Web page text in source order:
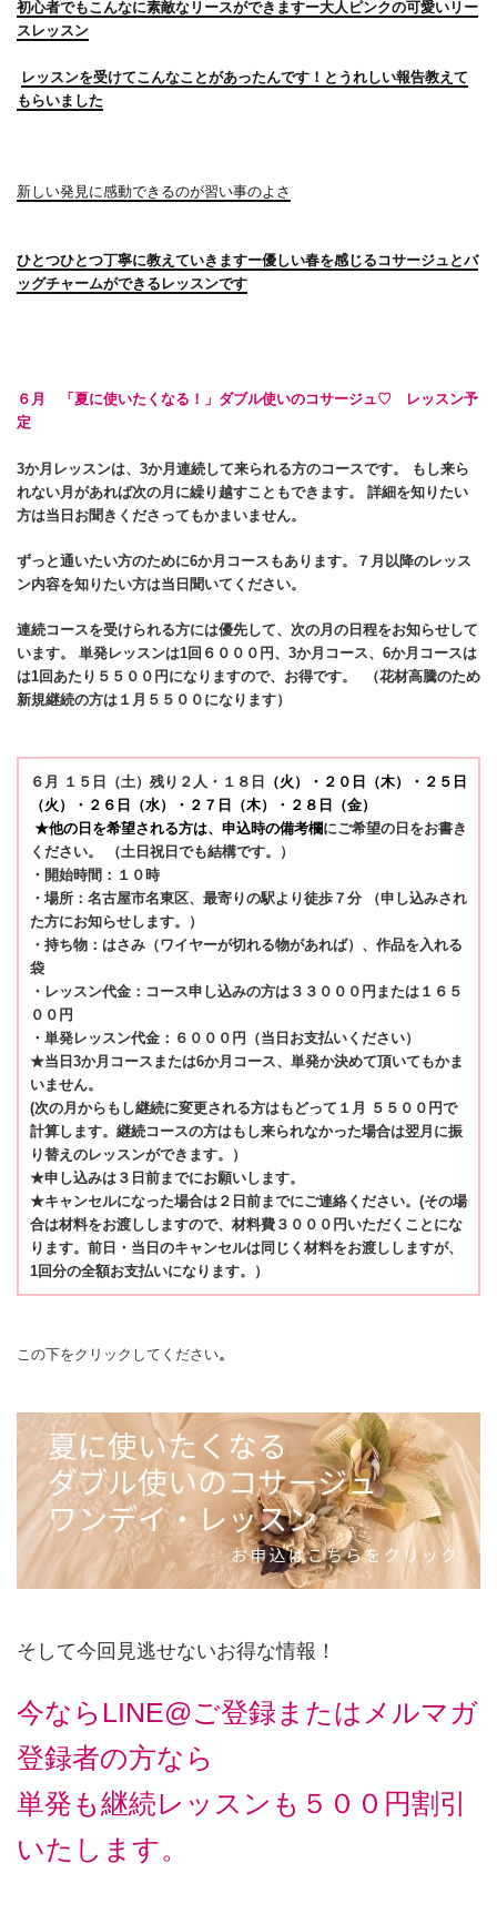
初心者でもこんなに素敵なリースができますー大人ピンクの可愛いリー
スレッスン
レッスンを受けてこんなことがあったんです！とうれしい報告教えて
もらいました
新しい発見に感動できるのが習い事のよさ
ひとつひとつ丁寧に教えていきますー優しい春を感じるコサージュとバ
ッグチャームができるレッスンです
６月 「夏に使いたくなる！」ダブル使いのコサージュ♡
レッスン予
定
3か月レッスンは、3か月連続して来られる方のコースです。 もし来ら
れない月があれば次の月に繰り越すこともできます。 詳細を知りたい
方は当日お聞きくださってもかまいません。
ずっと通いたい方のために6か月コースもあります。７月以降のレッス
ン内容を知りたい方は当日聞いてください。
連続コースを受けられる方には優先して、次の月の日程をお知らせして
います。 単発レッスンは1回６０００円、3か月コース、6か月コースは
は1回あたり５５００円になりますので、お得です。 （花材高騰のため
新規継続の方は１月５５００になります）
６月 １５日（土）残り２人・１８日 （火）・２０日 （木）
・２５日
（火）・ ２６ 日（水）・２７ 日（木）・２８日（金）
★他の日を希望される方は、申込時の備考欄にご希望の日をお書き
ください。 （土日祝日でも結構です。）
・開始時間：１０時
・場所：名古屋市名東区、最寄りの駅より徒歩７分 （申し込みされ
た方にお知らせします。）
・持ち物：はさみ（ワイヤーが切れる物があれば）、作品を入れる
袋
・レッスン代金：コース申し込みの方は３３０００円または１６５
００円
・単発レッスン代金：６０００円（当日お支払いください）
★当日3か月コースまたは6か月コース、単発か決めて頂いてもかま
いません。
(次の月からもし継続に変更される方はもどって１月 ５５００円で
計算します。継続コースの方はもし来られなかった場合は翌月に振
り替えのレッスンができます。）
★申し込みは３日前までにお願いします。
★キャンセルになった場合は２日前までにご連絡ください。(その場
合は材料をお渡ししますので、材料費３０００円いただくことにな
ります。前日・当日のキャンセルは同じく材料をお渡ししますが、
1回分の全額お支払いになります。）
この下をクリックしてください。
そして今回見逃せないお得な情報！
今ならLINE@ご登録またはメルマガ
登録者の方なら
単発も継続レッスンも５００円割引
いたします。